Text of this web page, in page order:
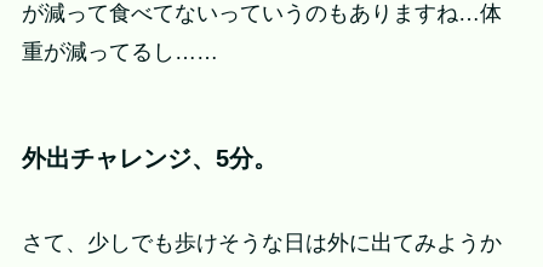
が減って食べてないっていうのもありますね…体
重が減ってるし……
外出チャレンジ、5分。
さて、少しでも歩けそうな日は外に出てみようか